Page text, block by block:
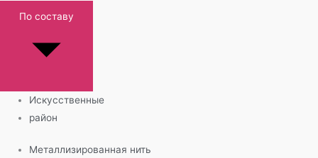
По составу
Искусственные
район
Металлизированная нить